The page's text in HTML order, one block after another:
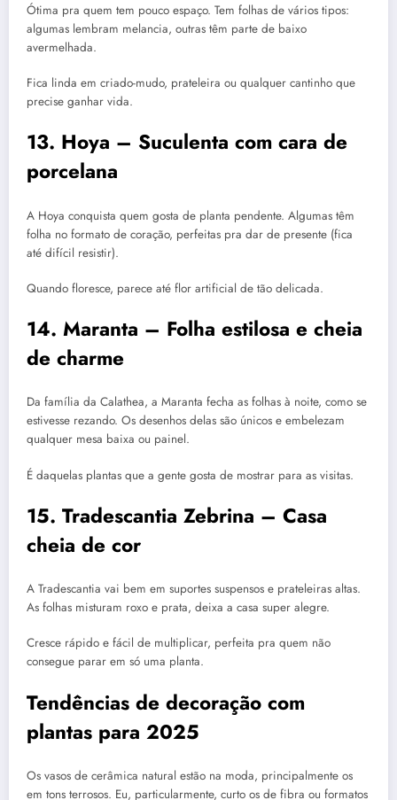
Ótima pra quem tem pouco espaço. Tem folhas de vários tipos:
algumas lembram melancia, outras têm parte de baixo
avermelhada.
Fica linda em criado-mudo, prateleira ou qualquer cantinho que
precise ganhar vida.
13. Hoya – Suculenta com cara de
porcelana
A Hoya conquista quem gosta de planta pendente. Algumas têm
folha no formato de coração, perfeitas pra dar de presente (fica
até difícil resistir).
Quando floresce, parece até flor artificial de tão delicada.
14. Maranta – Folha estilosa e cheia
de charme
Da família da Calathea, a Maranta fecha as folhas à noite, como se
estivesse rezando. Os desenhos delas são únicos e embelezam
qualquer mesa baixa ou painel.
É daquelas plantas que a gente gosta de mostrar para as visitas.
15. Tradescantia Zebrina – Casa
cheia de cor
A Tradescantia vai bem em suportes suspensos e prateleiras altas.
As folhas misturam roxo e prata, deixa a casa super alegre.
Cresce rápido e fácil de multiplicar, perfeita pra quem não
consegue parar em só uma planta.
Tendências de decoração com
plantas para 2025
Os vasos de cerâmica natural estão na moda, principalmente os
em tons terrosos. Eu, particularmente, curto os de fibra ou formatos